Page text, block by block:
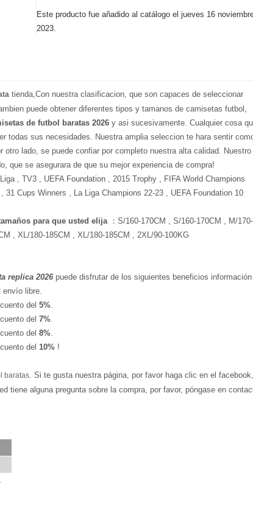
Este producto fue añadido al catálogo el jueves 16
2023.
tienda,Con nuestra clasificacion, que son capaces de seleccionar
puede obtener diferentes tipos y tamanos de camisetas futbol,
de futbol baratas 2026 y asi sucesivamente. Cualquier cosa
todas sus necesidades. Nuestra amplia seleccion te hara sentir
lado, se puede confiar por completo nuestra alta calidad. Nuestro
que se asegurara de que su mejor experiencia de compra!
, TV3 , UEFA Foundation , 2015 Trophy , FIFA World Champions
Cups Winners , La Liga Champions 22-23 , UEFA Foundation 10
para que usted elija ：S/160-170CM , S/160-170CM , M/170-
, XL/180-185CM , XL/180-185CM , 2XL/90-100KG
replica 2026 puede disfrutar de los siguientes beneficios información
libre.
del 5%
del 7%
del 8%
del 10% !
baratas . Si te gusta nuestra página, por favor haga clic en el facebook,
tiene alguna pregunta sobre la compra, por favor, póngase en